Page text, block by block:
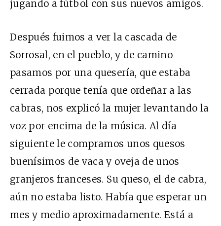
jugando a fútbol con sus nuevos amigos.
Después fuimos a ver la cascada de
Sorrosal, en el pueblo, y de camino
pasamos por una quesería, que estaba
cerrada porque tenía que ordeñar a las
cabras, nos explicó la mujer levantando la
voz por encima de la música. Al día
siguiente le compramos unos quesos
buenísimos de vaca y oveja de unos
granjeros franceses. Su queso, el de cabra,
aún no estaba listo. Había que esperar un
mes y medio aproximadamente. Está a